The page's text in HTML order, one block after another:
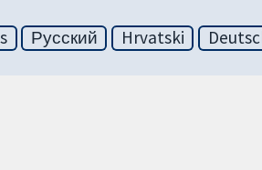
Русский Hrvatski